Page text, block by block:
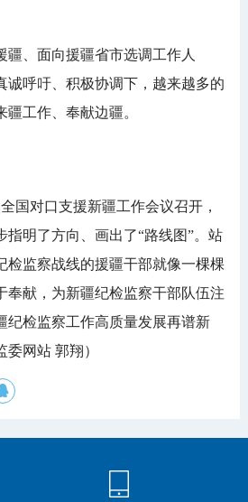
、面向援疆省市选调工作人
呼吁、积极协调下，越来越多的
工作、奉献边疆。
对口支援新疆工作会议召开，
指明了方向、画出了“路线图”。站
检监察战线的援疆干部就像一棵棵
奉献，为新疆纪检监察干部队伍注
纪检监察工作高质量发展再谱新
网站 郭翔）